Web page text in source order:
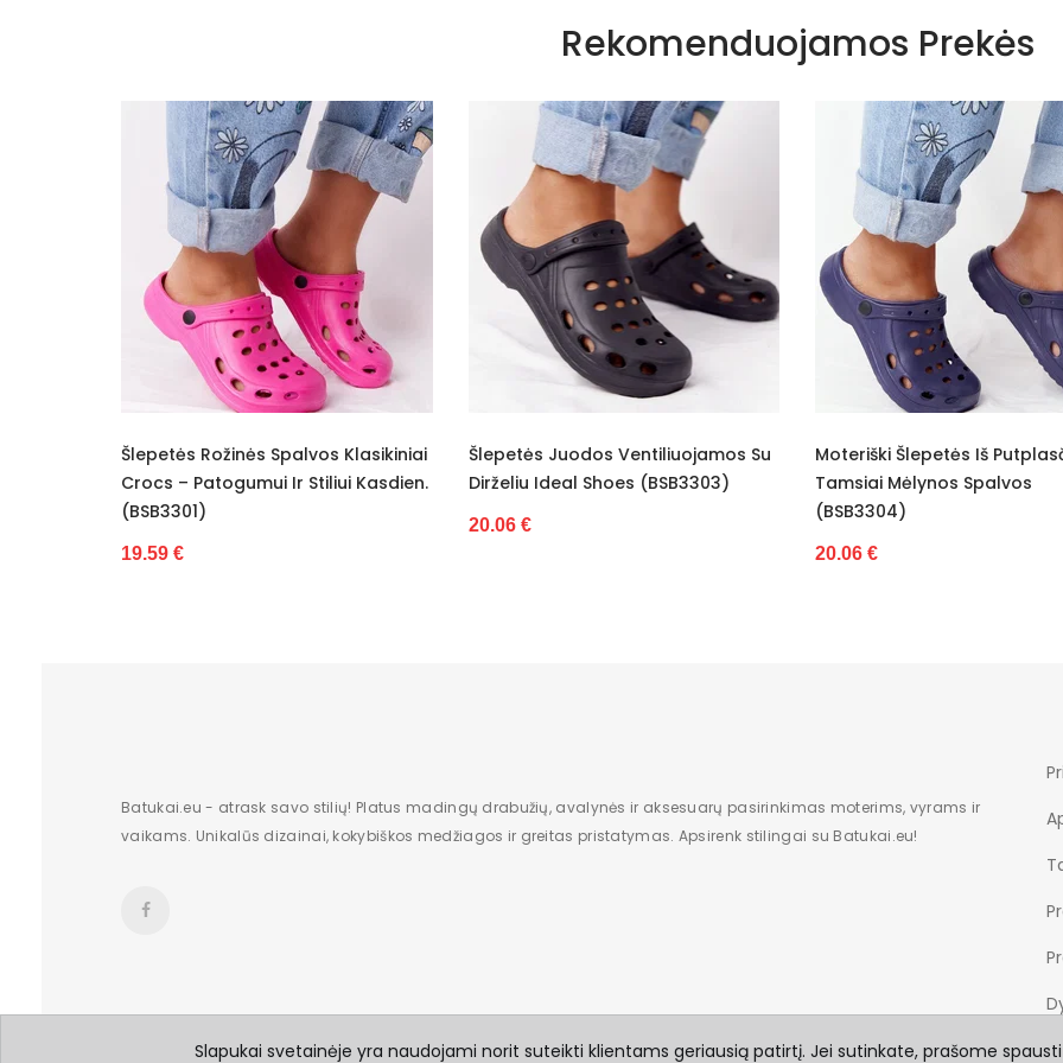
Rekomenduojamos Prekės
Šlepetės Juodos Ventiliuojamos Su
Dirželiu Ideal Shoes (BSB3303)
20.06 €
Moteriški Šlepetės Iš Putplasčio
Tamsiai Mėlynos Spalvos
Moteriškos Šlepetės Su
Platforma Pilkos Wendy
19.72 €
Batukai.eu - atrask savo stilių! Platus madingų drabužių, avalynės ir aksesuarų pasirinkimas moterims, vyrams ir
vaikams. Unikalūs dizainai, kokybiškos medžiagos ir greitas pristatymas. Apsirenk stilingai su Batukai.eu!
Slapukai svetainėje yra naudojami norit suteikti klientams geriausią patirtį. Jei sutinkate, prašome spausti